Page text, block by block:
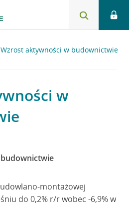
Wzrost aktywności w budownictwie
w
montażowej
do 0,2% r/r wobec -6,9% w